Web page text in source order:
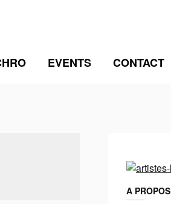
EVENTS CONTACT
A PROPOS